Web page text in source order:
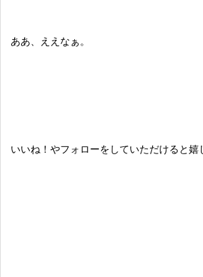
ああ、ええなぁ。
いいね！やフォローをしていただけると嬉